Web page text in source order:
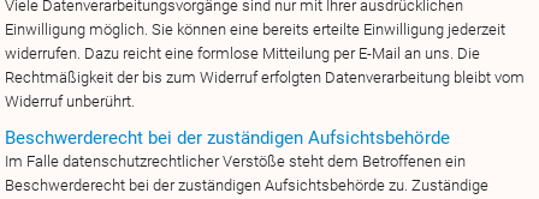
Viele Datenverarbeitungsvorgänge sind nur mit Ihrer ausdrücklichen
Einwilligung möglich. Sie können eine bereits erteilte Einwilligung jederzeit
widerrufen. Dazu reicht eine formlose Mitteilung per E-Mail an uns. Die
Rechtmäßigkeit der bis zum Widerruf erfolgten Datenverarbeitung bleibt vom
Widerruf unberührt.
Beschwerderecht bei der zuständigen Aufsichtsbehörde
Im Falle datenschutzrechtlicher Verstöße steht dem Betroffenen ein
Beschwerderecht bei der zuständigen Aufsichtsbehörde zu. Zuständige